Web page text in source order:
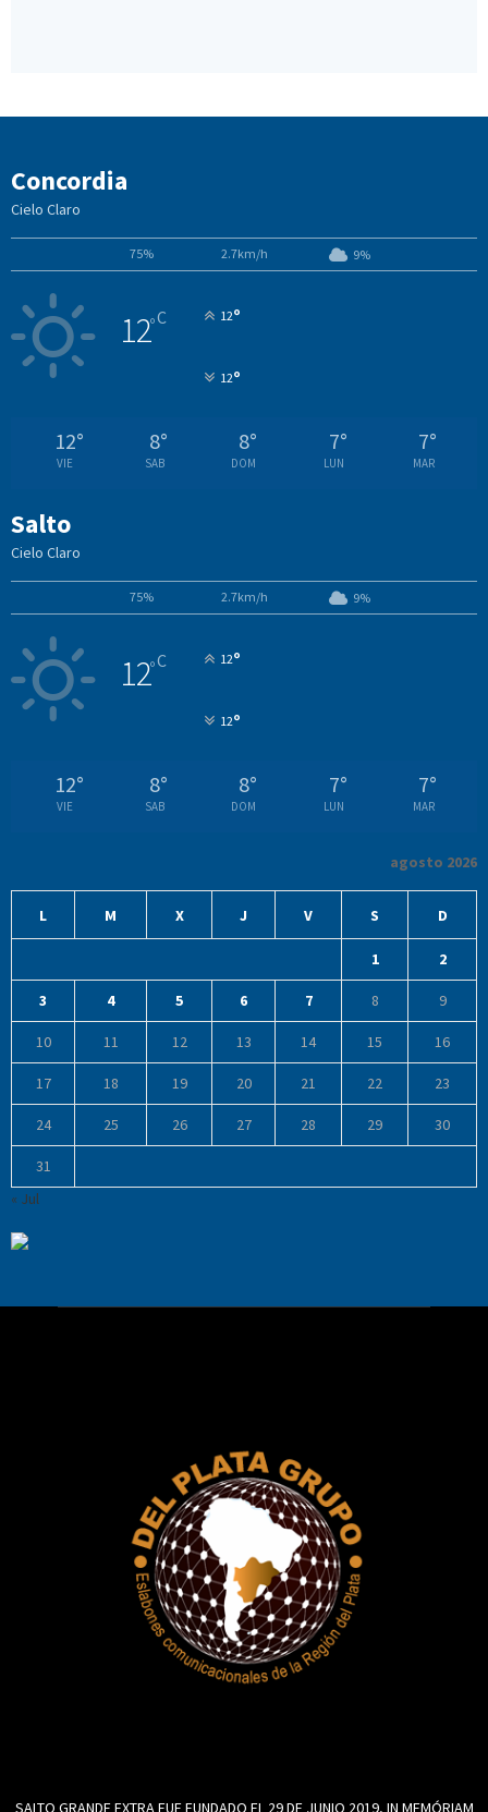
Concordia
Cielo Claro
75% 2.7km/h 9%
12°C 12°
12°
12°
VIE
8°
SAB
8°
DOM
7°
LUN
7°
MAR
Salto
Cielo Claro
75% 2.7km/h 9%
12°C 12°
12°
12°
VIE
8°
SAB
8°
DOM
7°
LUN
7°
MAR
agosto 2026
L M X J V S D
1 2
3 4 5 6 7 8 9
10 11 12 13 14 15 16
17 18 19 20 21 22 23
24 25 26 27 28 29 30
31
« Jul
SALTO GRANDE EXTRA FUE FUNDADO EL 29 DE JUNIO 2019, IN MEMÓRIAM